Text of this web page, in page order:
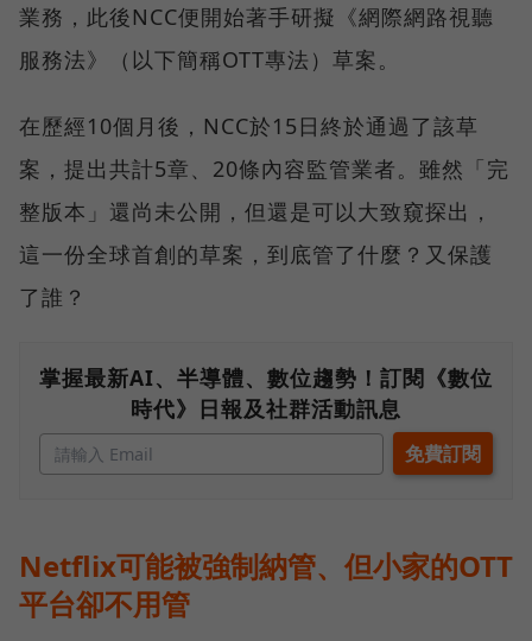
業務，此後NCC便開始著手研擬《網際網路視聽
服務法》（以下簡稱OTT專法）草案。
在歷經10個月後，NCC於15日終於通過了該草
案，提出共計5章、20條內容監管業者。雖然「完
整版本」還尚未公開，但還是可以大致窺探出，
這一份全球首創的草案，到底管了什麼？又保護
了誰？
掌握最新AI、半導體、數位趨勢！訂閱《數位
時代》日報及社群活動訊息
Netflix可能被強制納管、但小家的OTT
平台卻不用管